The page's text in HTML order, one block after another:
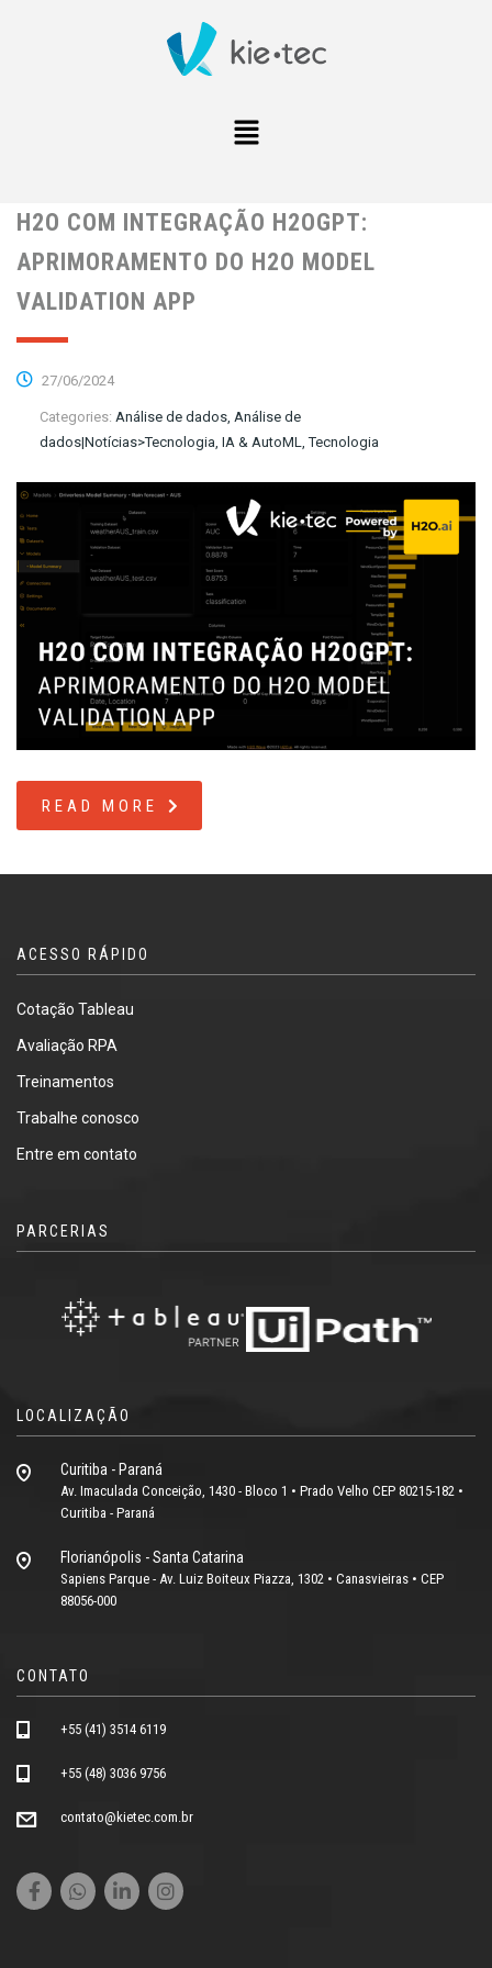
H2O COM INTEGRAÇÃO H2OGPT:
APRIMORAMENTO DO H2O MODEL
VALIDATION APP
27/06/2024
Categories: Análise de dados, Análise de
dados|Notícias>Tecnologia, IA & AutoML, Tecnologia
READ MORE
ACESSO RÁPIDO
Cotação Tableau
Avaliação RPA
Treinamentos
Trabalhe conosco
Entre em contato
PARCERIAS
LOCALIZAÇÃO
Curitiba - Paraná
Av. Imaculada Conceição, 1430 - Bloco 1 • Prado Velho CEP 80215-182 •
Curitiba - Paraná
Florianópolis - Santa Catarina
Sapiens Parque - Av. Luiz Boiteux Piazza, 1302 • Canasvieiras • CEP
88056-000
CONTATO
+55 (41) 3514 6119
+55 (48) 3036 9756
contato@kietec.com.br